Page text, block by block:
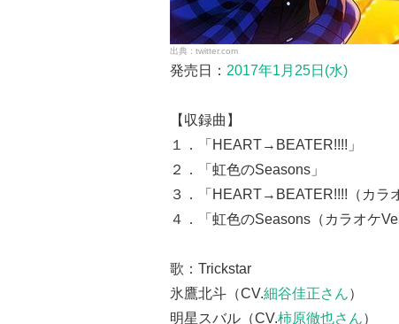
twitter.com
発売日： 2017年1月25日(水)
【収録曲】
１．「HEART→BEATER!!!!」
２．「虹色のSeasons」
３．「HEART→BEATER!!!!（カラ
４．「虹色のSeasons（カラオケ
歌：Trickstar
氷鷹北斗（CV.細谷佳正さん）
明星スバル（CV.柿原徹也さん）